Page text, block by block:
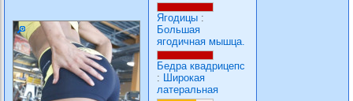
Ягодицы :
Большая
ягодичная мышца.
Бедра квадрицепс
: Широкая
латеральная